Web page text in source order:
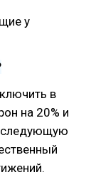
у
в
на 20% и